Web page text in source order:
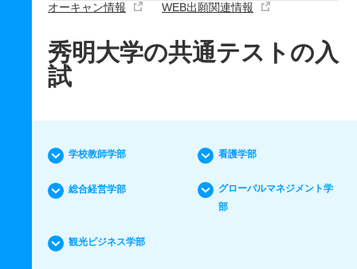
オーキャン情報 WEB出願関連情報
秀明大学の共通テストの入
試
学校教師学部 看護学部
総合経営学部
グローバルマネジメント学
部
観光ビジネス学部